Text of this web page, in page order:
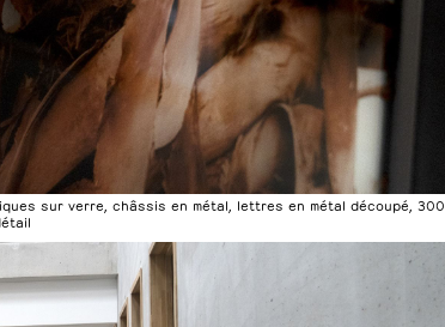
sur verre, châssis en métal, lettres en métal découpé, 300